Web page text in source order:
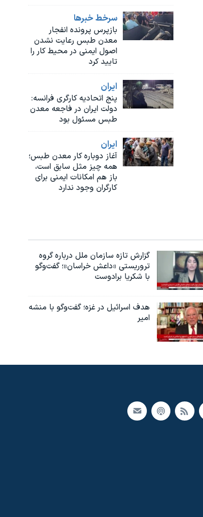
سرخط خبرها
بازپرس پرونده انفجار
معدن طبس رعایت نشدن
اصول ایمنی در محیط کار را
تایید کرد
ايران
پنج اتحادیه کارگری فرانسه:
دولت ایران در فاجعه معدن
طبس مسئول بود
ايران
آغاز دوباره کار معدن طبس؛
همه چیز مثل سابق است،
باز هم امکانات ایمنی برای
کارگران وجود ندارد
گزارش تازه سازمان ملل درباره گروه
تروریستی «داعش خراسان»؛ گفت‌وگو
با شکریا برادوست
هدف اسرائیل در غزه؛ گفت‌وگو با منشه
امیر